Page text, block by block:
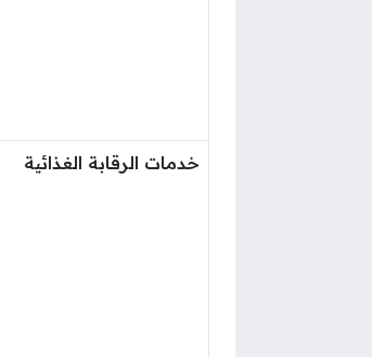
خدمات الرقابة الغذائية